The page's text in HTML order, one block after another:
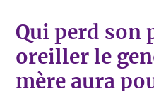
Qui perd son
oreiller le
mère aura